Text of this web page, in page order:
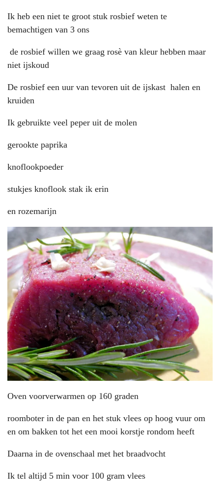
Ik heb een niet te groot stuk rosbief weten te
bemachtigen van 3 ons
de rosbief willen we graag rosè van kleur hebben maar
niet ijskoud
De rosbief een uur van tevoren uit de ijskast halen en
kruiden
Ik gebruikte veel peper uit de molen
gerookte paprika
knoflookpoeder
stukjes knoflook stak ik erin
en rozemarijn
Oven voorverwarmen op 160 graden
roomboter in de pan en het stuk vlees op hoog vuur om
en om bakken tot het een mooi korstje rondom heeft
Daarna in de ovenschaal met het braadvocht
Ik tel altijd 5 min voor 100 gram vlees